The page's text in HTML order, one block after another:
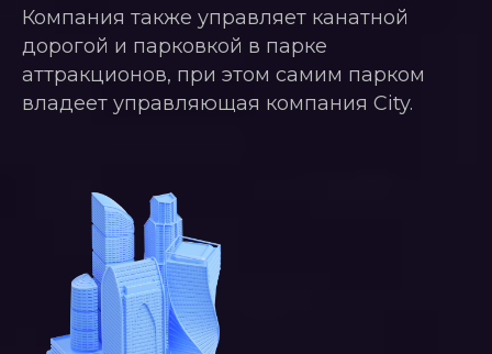
Компания также управляет канатной
дорогой и парковкой в парке
аттракционов, при этом самим парком
владеет управляющая компания City.